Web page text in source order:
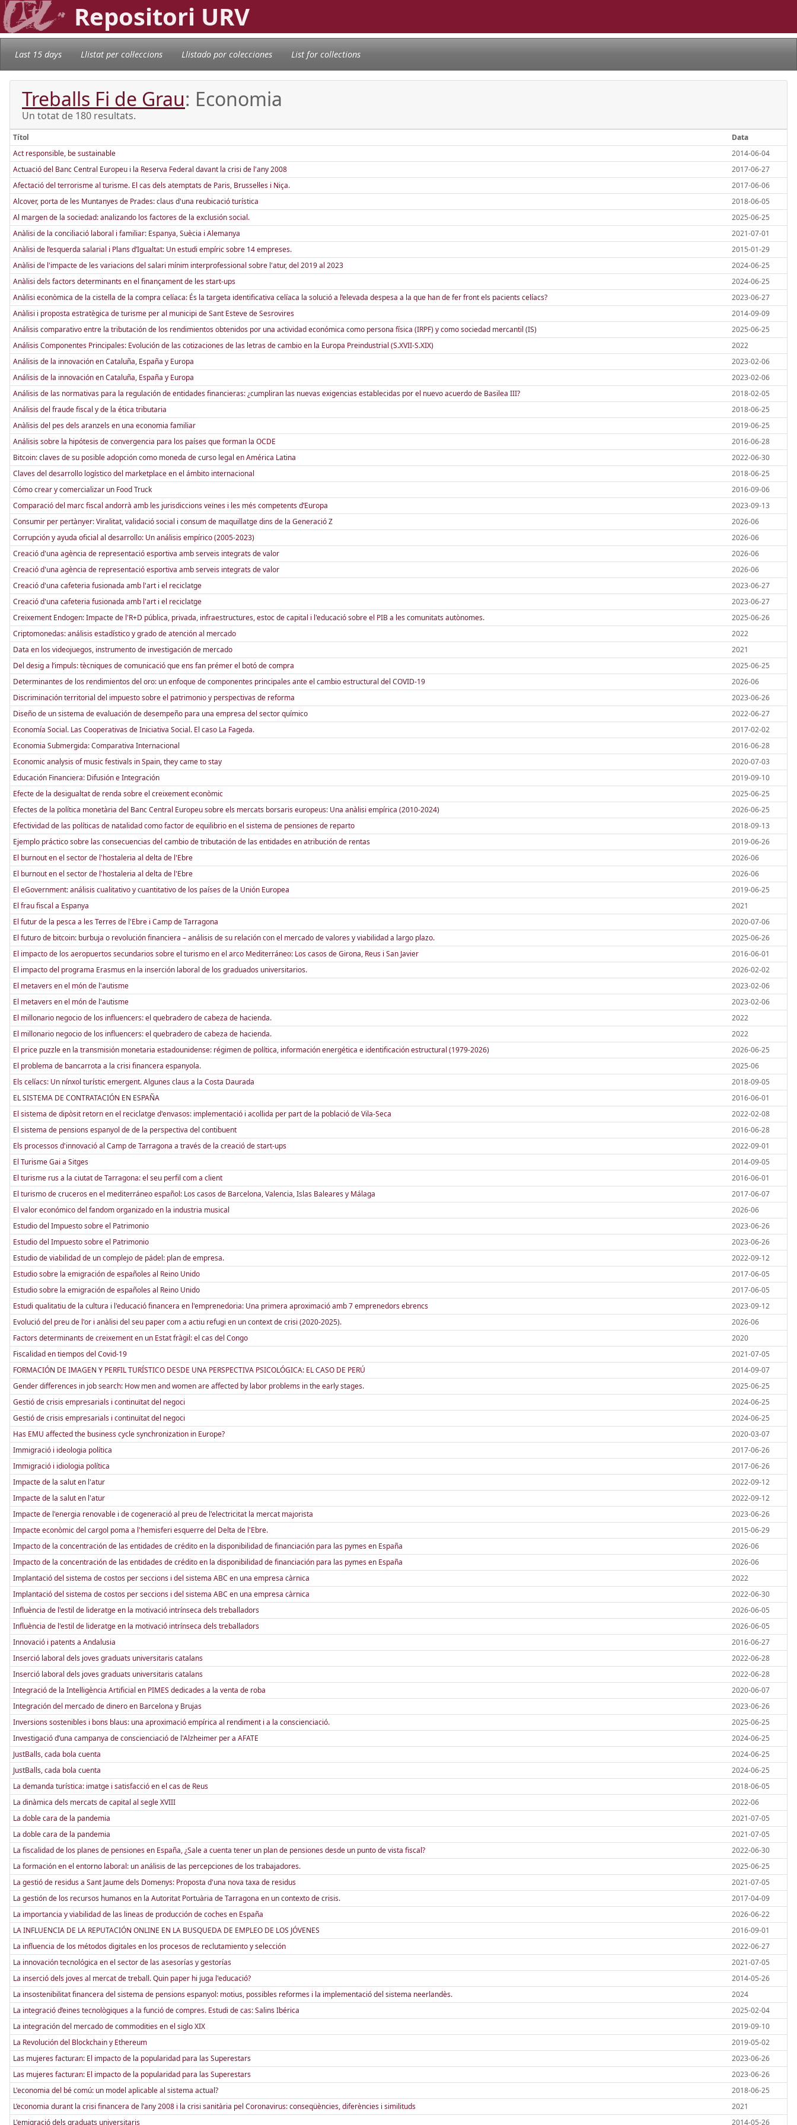
Repositori URV
Last 15 days Llistat per col·leccions Llistado por colecciones List for collections
Treballs Fi de Grau: Economia
Un totat de 180 resultats.
Títol
Data
Act responsible, be sustainable
2014-06-04
Actuació del Banc Central Europeu i la Reserva Federal davant la crisi de l'any 2008
2017-06-27
Afectació del terrorisme al turisme. El cas dels atemptats de Paris, Brussel·les i Niça.
2017-06-06
Alcover, porta de les Muntanyes de Prades: claus d'una reubicació turística
2018-06-05
Al margen de la sociedad: analizando los factores de la exclusión social.
2025-06-25
Anàlisi de la conciliació laboral i familiar: Espanya, Suècia i Alemanya
2021-07-01
Anàlisi de l’esquerda salarial i Plans d’Igualtat: Un estudi empíric sobre 14 empreses.
2015-01-29
Anàlisi de l'impacte de les variacions del salari mínim interprofessional sobre l'atur, del 2019 al 2023
2024-06-25
Anàlisi dels factors determinants en el finançament de les start-ups
2024-06-25
Anàlisi econòmica de la cistella de la compra celíaca: És la targeta identificativa celíaca la solució a l’elevada despesa a la que han de fer front els pacients celíacs?
2023-06-27
Anàlisi i proposta estratègica de turisme per al municipi de Sant Esteve de Sesrovires
2014-09-09
Análisis comparativo entre la tributación de los rendimientos obtenidos por una actividad económica como persona física (IRPF) y como sociedad mercantil (IS)
2025-06-25
Análisis Componentes Principales: Evolución de las cotizaciones de las letras de cambio en la Europa Preindustrial (S.XVII-S.XIX)
2022
Análisis de la innovación en Cataluña, España y Europa
2023-02-06
Análisis de la innovación en Cataluña, España y Europa
2023-02-06
Análisis de las normativas para la regulación de entidades financieras: ¿cumpliran las nuevas exigencias establecidas por el nuevo acuerdo de Basilea III?
2018-02-05
Análisis del fraude fiscal y de la ética tributaria
2018-06-25
Anàlisis del pes dels aranzels en una economia familiar
2019-06-25
Análisis sobre la hipótesis de convergencia para los países que forman la OCDE
2016-06-28
Bitcoin: claves de su posible adopción como moneda de curso legal en América Latina
2022-06-30
Claves del desarrollo logístico del marketplace en el ámbito internacional
2018-06-25
Cómo crear y comercializar un Food Truck
2016-09-06
Comparació del marc fiscal andorrà amb les jurisdiccions veïnes i les més competents d’Europa
2023-09-13
Consumir per pertànyer: Viralitat, validació social i consum de maquillatge dins de la Generació Z
2026-06
Corrupción y ayuda oficial al desarrollo: Un análisis empírico (2005-2023)
2026-06
Creació d'una agència de representació esportiva amb serveis integrats de valor
2026-06
Creació d'una agència de representació esportiva amb serveis integrats de valor
2026-06
Creació d'una cafeteria fusionada amb l'art i el reciclatge
2023-06-27
Creació d'una cafeteria fusionada amb l'art i el reciclatge
2023-06-27
Creixement Endogen: Impacte de l'R+D pública, privada, infraestructures, estoc de capital i l'educació sobre el PIB a les comunitats autònomes.
2025-06-26
Criptomonedas: análisis estadístico y grado de atención al mercado
2022
Data en los videojuegos, instrumento de investigación de mercado
2021
Del desig a l’impuls: tècniques de comunicació que ens fan prémer el botó de compra
2025-06-25
Determinantes de los rendimientos del oro: un enfoque de componentes principales ante el cambio estructural del COVID-19
2026-06
Discriminación territorial del impuesto sobre el patrimonio y perspectivas de reforma
2023-06-26
Diseño de un sistema de evaluación de desempeño para una empresa del sector químico
2022-06-27
Economía Social. Las Cooperativas de Iniciativa Social. El caso La Fageda.
2017-02-02
Economia Submergida: Comparativa Internacional
2016-06-28
Economic analysis of music festivals in Spain, they came to stay
2020-07-03
Educación Financiera: Difusión e Integración
2019-09-10
Efecte de la desigualtat de renda sobre el creixement econòmic
2025-06-25
Efectes de la política monetària del Banc Central Europeu sobre els mercats borsaris europeus: Una anàlisi empírica (2010-2024)
2026-06-25
Efectividad de las políticas de natalidad como factor de equilibrio en el sistema de pensiones de reparto
2018-09-13
Ejemplo práctico sobre las consecuencias del cambio de tributación de las entidades en atribución de rentas
2019-06-26
El burnout en el sector de l'hostaleria al delta de l'Ebre
2026-06
El burnout en el sector de l'hostaleria al delta de l'Ebre
2026-06
El eGovernment: análisis cualitativo y cuantitativo de los países de la Unión Europea
2019-06-25
El frau fiscal a Espanya
2021
El futur de la pesca a les Terres de l'Ebre i Camp de Tarragona
2020-07-06
El futuro de bitcoin: burbuja o revolución financiera – análisis de su relación con el mercado de valores y viabilidad a largo plazo.
2025-06-26
El impacto de los aeropuertos secundarios sobre el turismo en el arco Mediterráneo: Los casos de Girona, Reus i San Javier
2016-06-01
El impacto del programa Erasmus en la inserción laboral de los graduados universitarios.
2026-02-02
El metavers en el món de l'autisme
2023-02-06
El metavers en el món de l'autisme
2023-02-06
El millonario negocio de los influencers: el quebradero de cabeza de hacienda.
2022
El millonario negocio de los influencers: el quebradero de cabeza de hacienda.
2022
El price puzzle en la transmisión monetaria estadounidense: régimen de política, información energética e identificación estructural (1979-2026)
2026-06-25
El problema de bancarrota a la crisi financera espanyola.
2025-06
Els celíacs: Un nínxol turístic emergent. Algunes claus a la Costa Daurada
2018-09-05
EL SISTEMA DE CONTRATACIÓN EN ESPAÑA
2016-06-01
El sistema de dipòsit retorn en el reciclatge d'envasos: implementació i acollida per part de la població de Vila-Seca
2022-02-08
El sistema de pensions espanyol de de la perspectiva del contibuent
2016-06-28
Els processos d'innovació al Camp de Tarragona a través de la creació de start-ups
2022-09-01
El Turisme Gai a Sitges
2014-09-05
El turisme rus a la ciutat de Tarragona: el seu perfil com a client
2016-06-01
El turismo de cruceros en el mediterráneo español: Los casos de Barcelona, Valencia, Islas Baleares y Málaga
2017-06-07
El valor económico del fandom organizado en la industria musical
2026-06
Estudio del Impuesto sobre el Patrimonio
2023-06-26
Estudio del Impuesto sobre el Patrimonio
2023-06-26
Estudio de viabilidad de un complejo de pádel: plan de empresa.
2022-09-12
Estudio sobre la emigración de españoles al Reino Unido
2017-06-05
Estudio sobre la emigración de españoles al Reino Unido
2017-06-05
Estudi qualitatiu de la cultura i l'educació financera en l'emprenedoria: Una primera aproximació amb 7 emprenedors ebrencs
2023-09-12
Evolució del preu de l'or i anàlisi del seu paper com a actiu refugi en un context de crisi (2020-2025).
2026-06
Factors determinants de creixement en un Estat fràgil: el cas del Congo
2020
Fiscalidad en tiempos del Covid-19
2021-07-05
FORMACIÓN DE IMAGEN Y PERFIL TURÍSTICO DESDE UNA PERSPECTIVA PSICOLÓGICA: EL CASO DE PERÚ
2014-09-07
Gender differences in job search: How men and women are affected by labor problems in the early stages.
2025-06-25
Gestió de crisis empresarials i continuïtat del negoci
2024-06-25
Gestió de crisis empresarials i continuïtat del negoci
2024-06-25
Has EMU affected the business cycle synchronization in Europe?
2020-03-07
Immigració i ideologia política
2017-06-26
Immigració i idiologia política
2017-06-26
Impacte de la salut en l'atur
2022-09-12
Impacte de la salut en l'atur
2022-09-12
Impacte de l'energia renovable i de cogeneració al preu de l'electricitat la mercat majorista
2023-06-26
Impacte econòmic del cargol poma a l'hemisferi esquerre del Delta de l'Ebre.
2015-06-29
Impacto de la concentración de las entidades de crédito en la disponibilidad de financiación para las pymes en España
2026-06
Impacto de la concentración de las entidades de crédito en la disponibilidad de financiación para las pymes en España
2026-06
Implantació del sistema de costos per seccions i del sistema ABC en una empresa càrnica
2022
Implantació del sistema de costos per seccions i del sistema ABC en una empresa càrnica
2022-06-30
Influència de l'estil de lideratge en la motivació intrínseca dels treballadors
2026-06-05
Influència de l'estil de lideratge en la motivació intrínseca dels treballadors
2026-06-05
Innovació i patents a Andalusia
2016-06-27
Inserció laboral dels joves graduats universitaris catalans
2022-06-28
Inserció laboral dels joves graduats universitaris catalans
2022-06-28
Integració de la Intel·ligència Artificial en PIMES dedicades a la venta de roba
2020-06-07
Integración del mercado de dinero en Barcelona y Brujas
2023-06-26
Inversions sostenibles i bons blaus: una aproximació empírica al rendiment i a la conscienciació.
2025-06-25
Investigació d’una campanya de conscienciació de l'Alzheimer per a AFATE
2024-06-25
JustBalls, cada bola cuenta
2024-06-25
JustBalls, cada bola cuenta
2024-06-25
La demanda turística: imatge i satisfacció en el cas de Reus
2018-06-05
La dinàmica dels mercats de capital al segle XVIII
2022-06
La doble cara de la pandemia
2021-07-05
La doble cara de la pandemia
2021-07-05
La fiscalidad de los planes de pensiones en España, ¿Sale a cuenta tener un plan de pensiones desde un punto de vista fiscal?
2022-06-30
La formación en el entorno laboral: un análisis de las percepciones de los trabajadores.
2025-06-25
La gestió de residus a Sant Jaume dels Domenys: Proposta d'una nova taxa de residus
2021-07-05
La gestión de los recursos humanos en la Autoritat Portuària de Tarragona en un contexto de crisis.
2017-04-09
La importancia y viabilidad de las lineas de producción de coches en España
2026-06-22
LA INFLUENCIA DE LA REPUTACIÓN ONLINE EN LA BUSQUEDA DE EMPLEO DE LOS JÓVENES
2016-09-01
La influencia de los métodos digitales en los procesos de reclutamiento y selección
2022-06-27
La innovación tecnológica en el sector de las asesorías y gestorías
2021-07-05
La inserció dels joves al mercat de treball. Quin paper hi juga l'educació?
2014-05-26
La insostenibilitat financera del sistema de pensions espanyol: motius, possibles reformes i la implementació del sistema neerlandès.
2024
La integració d’eines tecnològiques a la funció de compres. Estudi de cas: Salins Ibérica
2025-02-04
La integración del mercado de commodities en el siglo XIX
2019-09-10
La Revolución del Blockchain y Ethereum
2019-05-02
Las mujeres facturan: El impacto de la popularidad para las Superestars
2023-06-26
Las mujeres facturan: El impacto de la popularidad para las Superestars
2023-06-26
L'economia del bé comú: un model aplicable al sistema actual?
2018-06-25
L’economia durant la crisi financera de l’any 2008 i la crisi sanitària pel Coronavirus: conseqüències, diferències i similituds
2021
L'emigració dels graduats universitaris
2014-05-26